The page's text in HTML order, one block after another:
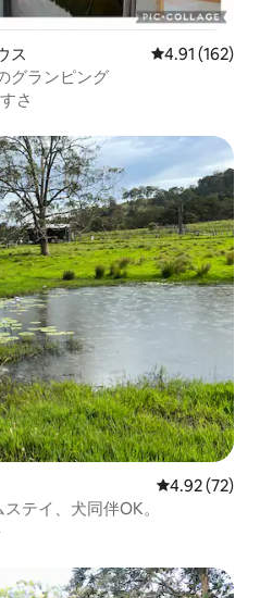
ス レビュー162
4.91 (162)
グランピング
さ
。
レビュー72
4.92 (72)
テイ、犬同伴OK。